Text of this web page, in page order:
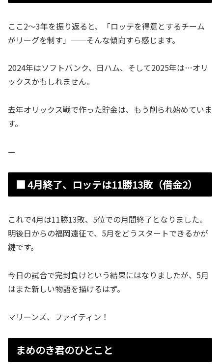
ここ2〜3年を振り返ると、「ロッテを得意とするチーム
がリーグを制す」──そんな傾向すら感じます。
2024年はソフトバンク、日ハム、そして2025年は…オリ
ックスかもしれません。
去年オリックス戦で作った貯金は、もう削られ始めていま
す。
—
■ 4月終了、ロッテは11勝13敗（借金2）
これで4月は11勝13敗、5位での月間終了となりました。
明後日からの福岡遠征で、5月をどうスタートできるかが
鍵です。
今日の試合で完封負けという結果にはなりましたが、5月
はまた新しい物語を描けるはず。
マリーンズ、ファイティン！
まめのき君のひとこと